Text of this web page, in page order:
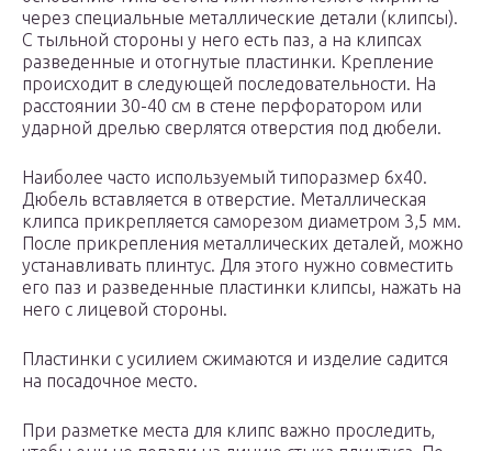
через специальные металлические детали (клипсы).
С тыльной стороны у него есть паз, а на клипсах
разведенные и отогнутые пластинки. Крепление
происходит в следующей последовательности. На
расстоянии 30-40 см в стене перфоратором или
ударной дрелью сверлятся отверстия под дюбели.
Наиболее часто используемый типоразмер 6х40.
Дюбель вставляется в отверстие. Металлическая
клипса прикрепляется саморезом диаметром 3,5 мм.
После прикрепления металлических деталей, можно
устанавливать плинтус. Для этого нужно совместить
его паз и разведенные пластинки клипсы, нажать на
него с лицевой стороны.
Пластинки с усилием сжимаются и изделие садится
на посадочное место.
При разметке места для клипс важно проследить,